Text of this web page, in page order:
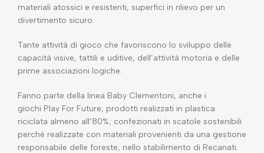
materiali atossici e resistenti, superfici in rilievo per un
divertimento sicuro.
Tante attività di gioco che favoriscono lo sviluppo delle
capacità visive, tattili e uditive, dell’attività motoria e delle
prime associazioni logiche.
Fanno parte della linea Baby Clementoni, anche i
giochi Play For Future, prodotti realizzati in plastica
riciclata almeno all’80%; confezionati in scatole sostenibili
perché realizzate con materiali provenienti da una gestione
responsabile delle foreste, nello stabilimento di Recanati.